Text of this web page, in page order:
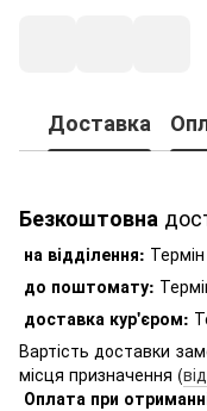
Доставка
Безкоштовна
на відділення:
до поштомату:
доставка кур'єром:
Вартість доставки
місця призначення (
Оплата при